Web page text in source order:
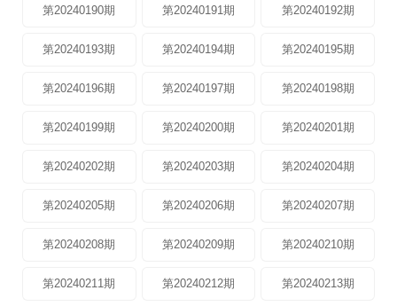
第20240190期 第20240191期 第20240192期
第20240193期 第20240194期 第20240195期
第20240196期 第20240197期 第20240198期
第20240199期 第20240200期 第20240201期
第20240202期 第20240203期 第20240204期
第20240205期 第20240206期 第20240207期
第20240208期 第20240209期 第20240210期
第20240211期 第20240212期 第20240213期